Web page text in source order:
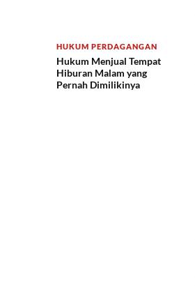
HUKUM PERDAGANGAN
Hukum Menjual Tempat
Hiburan Malam yang
Pernah Dimilikinya